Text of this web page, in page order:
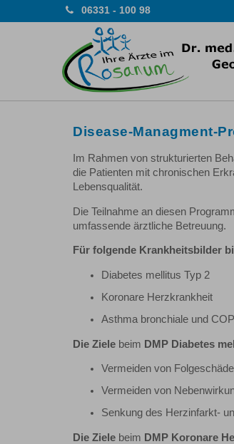
06331 - 100 98
Disease-Managment-
Im Rahmen von strukturierten
die Patienten mit chronischen
Lebensqualität.
Die Teilnahme an diesen
umfassende ärztliche Betreuung.
Für folgende Krankheitsbilder
Diabetes mellitus Typ 2
Koronare Herzkrankheit
Asthma bronchiale und
Die Ziele beim DMP Diabetes
Vermeiden von
Vermeiden von
Senkung des Herzinfarkt-
Die Ziele beim DMP Koronare